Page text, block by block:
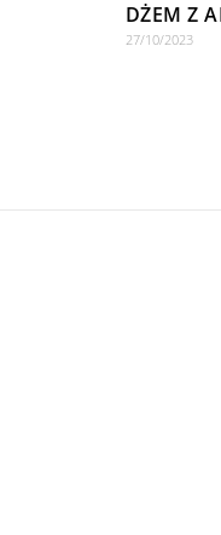
DŻEM Z
27/10/2023